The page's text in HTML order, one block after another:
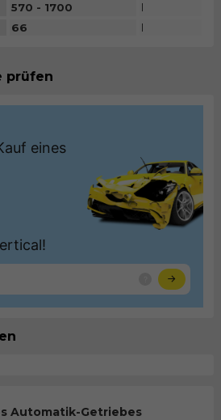
570 - 1700
l
66 l
prüfen
Automatik-Getriebes